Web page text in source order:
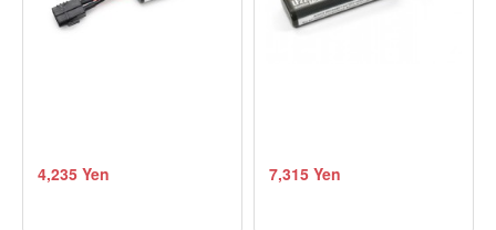
4,235 Yen 7,315 Yen